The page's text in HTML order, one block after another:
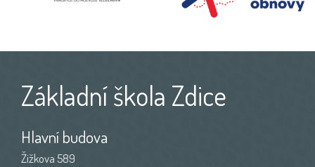
Základní škola Zdice
Hlavní budova
Žižkova 589